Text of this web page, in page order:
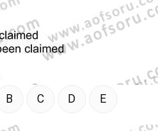
B C D E